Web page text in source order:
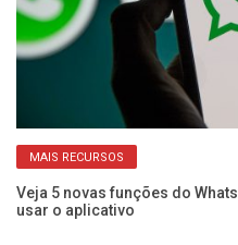
MAIS RECURSOS
Veja 5 novas funções do
usar o aplicativo